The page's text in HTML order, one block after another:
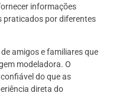
informações
praticados por diferentes
amigos e familiares que
modeladora. O
do que as
direta do